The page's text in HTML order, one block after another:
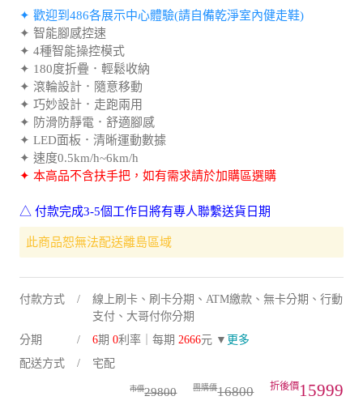
✦ 歡迎到486各展示中心體驗(請自備乾淨室內健走鞋)
✦ 智能腳感控速
✦ 4種智能操控模式
✦ 180度折疊．輕鬆收納
✦ 滾輪設計．隨意移動
✦ 巧妙設計．走跑兩用
✦ 防滑防靜電．舒適腳感
✦ LED面板．清晰運動數據
✦ 速度0.5km/h~6km/h
✦ 本高品不含扶手把，如有需求請於加購區選購
△ 付款完成3-5個工作日將有專人聯繫送貨日期
此商品恕無法配送離島區域
付款方式
線上刷卡、刷卡分期、ATM繳款、無卡分期、行動
支付、大哥付你分期
分期
6期 0利率｜每期 2666元 ▼ 更多
配送方式
宅配
29800 16800 15999